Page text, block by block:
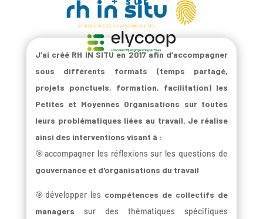
J’ai créé RH IN SITU en 2017 afin d’accompagner
sous différents formats (temps partagé,
projets ponctuels, formation, facilitation) les
Petites et Moyennes Organisations sur toutes
leurs problématiques liées au travail. Je réalise
ainsi des interventions visant à :
🎯accompagner les réflexions sur les questions de
gouvernance et d'organisations du travail
🎯développer les compétences de collectifs de
managers sur des thématiques spécifiques